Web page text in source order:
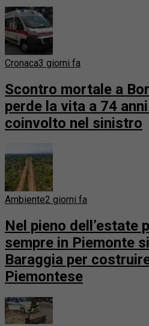
Cronaca3 giorni fa
Scontro mortale a
perde la vita a 74
coinvolto nel sinistro
Ambiente2 giorni fa
Nel pieno dell’estate
sempre in Piemonte
Baraggia per
Piemontese